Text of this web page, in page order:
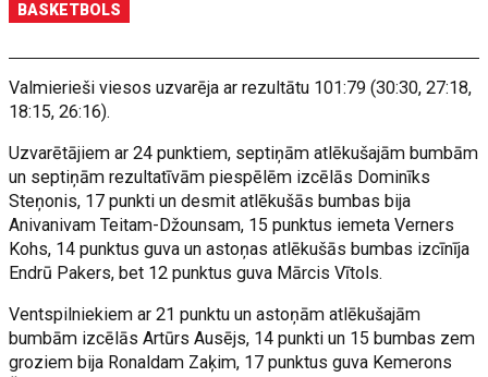
BASKETBOLS
Valmierieši viesos uzvarēja ar rezultātu 101:79 (30:30, 27:18,
18:15, 26:16).
Uzvarētājiem ar 24 punktiem, septiņām atlēkušajām bumbām
un septiņām rezultatīvām piespēlēm izcēlās Dominīks
Steņonis, 17 punkti un desmit atlēkušās bumbas bija
Anivanivam Teitam-Džounsam, 15 punktus iemeta Verners
Kohs, 14 punktus guva un astoņas atlēkušās bumbas izcīnīja
Endrū Pakers, bet 12 punktus guva Mārcis Vītols.
Ventspilniekiem ar 21 punktu un astoņām atlēkušajām
bumbām izcēlās Artūrs Ausējs, 14 punkti un 15 bumbas zem
groziem bija Ronaldam Zaķim, 17 punktus guva Kemerons